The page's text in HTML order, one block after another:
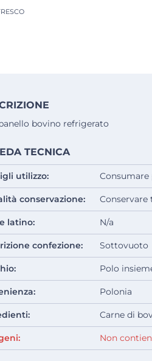
bovino refrigerato
TECNICA
utilizzo:
conservazione: Conservare
latino: N/a
confezione: Sottovuoto
Polo
Polonia
Carne di
Non